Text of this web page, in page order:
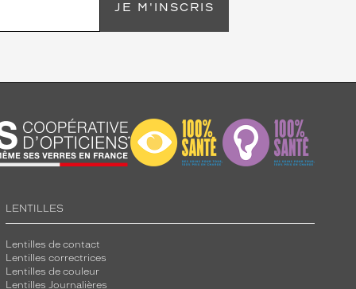
JE M'INSCRIS
LENTILLES
Lentilles de contact
Lentilles correctrices
Lentilles de couleur
Lentilles Journalières